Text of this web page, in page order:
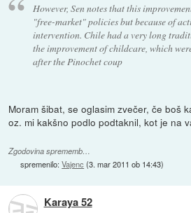
However, Sen notes that this
"free-market" policies but because of
intervention. Chile had a very long
the improvement of childcare, which
after the Pinochet coup
Moram šibat, se oglasim zvečer, če boš
oz. mi kakšno podlo podtaknil, kot je na
Zgodovina sprememb…
spremenilo:Vajenc (3. mar 2011 ob 14:43)
Karaya 52